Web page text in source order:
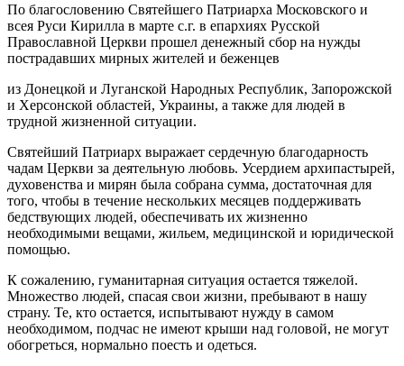
По благословению Святейшего Патриарха Московского и
всея Руси Кирилла в марте с.г. в епархиях Русской
Православной Церкви прошел денежный сбор на нужды
пострадавших мирных жителей и беженцев
из Донецкой и Луганской Народных Республик, Запорожской
и Херсонской областей, Украины, а также для людей в
трудной жизненной ситуации.
Святейший Патриарх выражает сердечную благодарность
чадам Церкви за деятельную любовь. Усердием архипастырей,
духовенства и мирян была собрана сумма, достаточная для
того, чтобы в течение нескольких месяцев поддерживать
бедствующих людей, обеспечивать их жизненно
необходимыми вещами, жильем, медицинской и юридической
помощью.
К сожалению, гуманитарная ситуация остается тяжелой.
Множество людей, спасая свои жизни, пребывают в нашу
страну. Те, кто остается, испытывают нужду в самом
необходимом, подчас не имеют крыши над головой, не могут
обогреться, нормально поесть и одеться.